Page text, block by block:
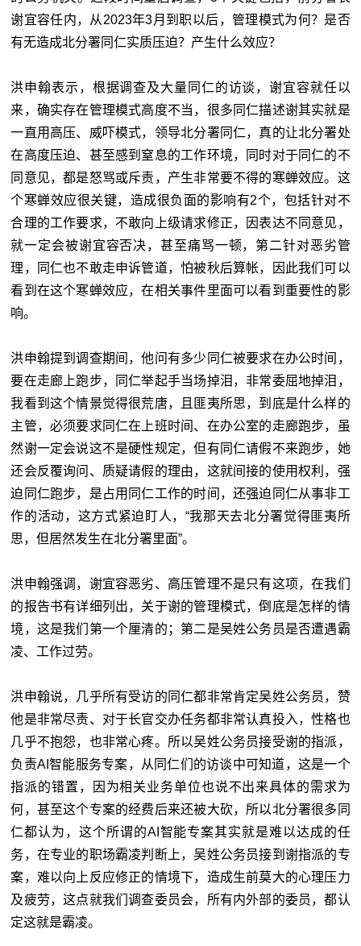
谢宜容任内，从2023年3月到职以后，管理模式为何？是否
有无造成北分署同仁实质压迫？产生什么效应？
洪申翰表示，根据调查及大量同仁的访谈，谢宜容就任以
来，确实存在管理模式高度不当，很多同仁描述谢其实就是
一直用高压、威吓模式，领导北分署同仁，真的让北分署处
在高度压迫、甚至感到窒息的工作环境，同时对于同仁的不
同意见，都是怒骂或斥责，产生非常要不得的寒蝉效应。这
个寒蝉效应很关键，造成很负面的影响有2个，包括针对不
合理的工作要求，不敢向上级请求修正，因表达不同意见，
就一定会被谢宜容否决，甚至痛骂一顿，第二针对恶劣管
理，同仁也不敢走申诉管道，怕被秋后算帐，因此我们可以
看到在这个寒蝉效应，在相关事件里面可以看到重要性的影
响。
洪申翰提到调查期间，他问有多少同仁被要求在办公时间，
要在走廊上跑步，同仁举起手当场掉泪，非常委屈地掉泪，
我看到这个情景觉得很荒唐，且匪夷所思，到底是什么样的
主管，必须要求同仁在上班时间、在办公室的走廊跑步，虽
然谢一定会说这不是硬性规定，但有同仁请假不来跑步，她
还会反覆询问、质疑请假的理由，这就间接的使用权利，强
迫同仁跑步，是占用同仁工作的时间，还强迫同仁从事非工
作的活动，这方式紧迫盯人，“我那天去北分署觉得匪夷所
思，但居然发生在北分署里面”。
洪申翰强调，谢宜容恶劣、高压管理不是只有这项，在我们
的报告书有详细列出，关于谢的管理模式，倒底是怎样的情
境，这是我们第一个厘清的；第二是吴姓公务员是否遭遇霸
凌、工作过劳。
洪申翰说，几乎所有受访的同仁都非常肯定吴姓公务员，赞
他是非常尽责、对于长官交办任务都非常认真投入，性格也
几乎不抱怨，也非常心疼。所以吴姓公务员接受谢的指派，
负责AI智能服务专案，从同仁们的访谈中可知道，这是一个
指派的错置，因为相关业务单位也说不出来具体的需求为
何，甚至这个专案的经费后来还被大砍，所以北分署很多同
仁都认为，这个所谓的AI智能专案其实就是难以达成的任
务，在专业的职场霸凌判断上，吴姓公务员接到谢指派的专
案，难以向上反应修正的情境下，造成生前莫大的心理压力
及疲劳，这点就我们调查委员会，所有内外部的委员，都认
定这就是霸凌。